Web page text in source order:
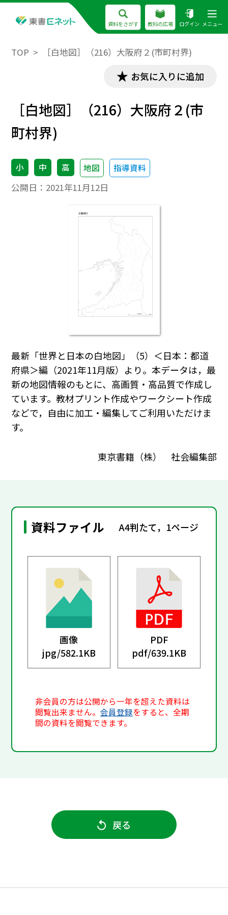
資料をさがす 教科の広場 ログイン メニュー
TOP ［白地図］（216）大阪府２(市町村界)
お気に入りに追加
［白地図］（216）大阪府２(市
町村界)
小 中 高 地図 指導資料
公開日： 2021年11月12日
最新「世界と日本の白地図」（5）＜日本：都道
府県＞編（2021年11月版）より。本データは，最
新の地図情報のもとに、高画質・高品質で作成し
ています。教材プリント作成やワークシート作成
などで，自由に加工・編集してご利用いただけま
す。
東京書籍（株） 社会編集部
資料ファイル A4判たて，1ページ
画像
jpg/582.1KB
PDF
pdf/639.1KB
非会員の方は公開から一年を超えた資料は
閲覧出来ません。会員登録をすると、全期
間の資料を閲覧できます。
戻る